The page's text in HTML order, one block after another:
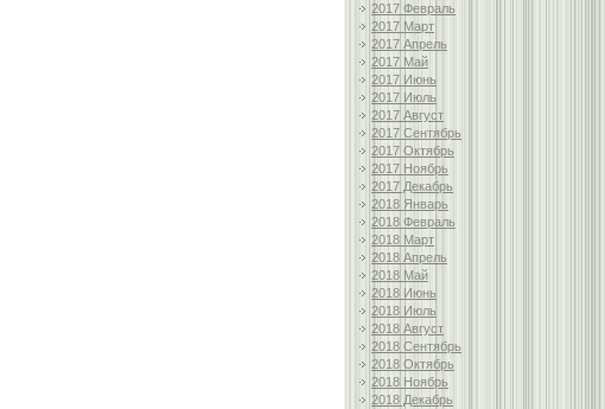
2017 Февраль
2017 Март
2017 Апрель
2017 Май
2017 Июнь
2017 Июль
2017 Август
2017 Сентябрь
2017 Октябрь
2017 Ноябрь
2017 Декабрь
2018 Январь
2018 Февраль
2018 Март
2018 Апрель
2018 Май
2018 Июнь
2018 Июль
2018 Август
2018 Сентябрь
2018 Октябрь
2018 Ноябрь
2018 Декабрь